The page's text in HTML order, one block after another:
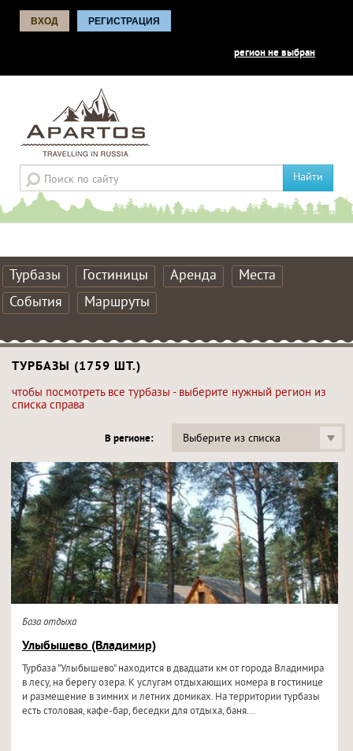
ВХОД РЕГИСТРАЦИЯ
регион не выбран
Найти
Турбазы Гостиницы Аренда
Места
События
Маршруты
ТУРБАЗЫ (1759 ШТ.)
чтобы посмотреть все турбазы - выберите нужный регион из
списка справа
В регионе: Выберите из списка
База отдыха
Улыбышево (Владимир)
Турбаза "Улыбышево" находится в двадцати км от города Владимира
в лесу, на берегу озера. К услугам отдыхающих номера в гостинице
и размещение в зимних и летних домиках. На территории турбазы
есть столовая, кафе-бар, беседки для отдыха, баня...